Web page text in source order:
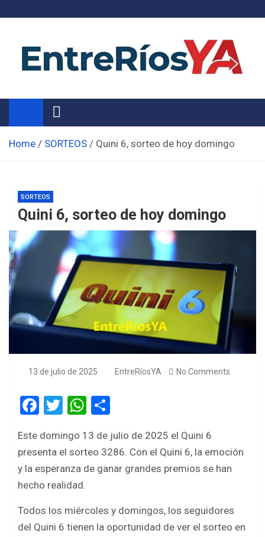
Noticias de Entre Ríos
Información de toda la provincia ahora
Home SORTEOS Quini 6, sorteo de hoy domingo
SORTEOS
Quini 6, sorteo de hoy domingo
13 de julio de 2025 EntreRíosYA No Comments
F
ce
b
o
k
T
tt
er
W
at
s
A
p
ar
e
Este domingo 13 de julio de 2025 el Quini 6
presenta el sorteo 3286. Con el Quini 6, la emoción
y la esperanza de ganar grandes premios se han
hecho realidad.
Todos los miércoles y domingos, los seguidores
del Quini 6 tienen la oportunidad de ver el sorteo en